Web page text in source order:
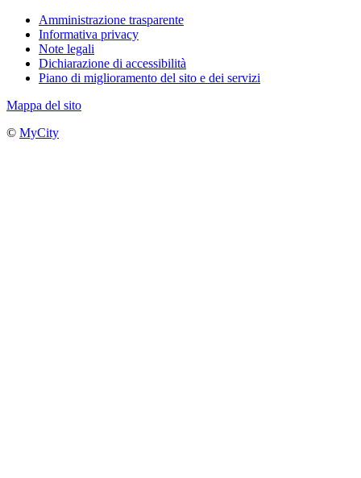
Amministrazione trasparente
Informativa privacy
Note legali
Dichiarazione di accessibilità
Piano di miglioramento del sito e dei servizi
Mappa del sito
© MyCity